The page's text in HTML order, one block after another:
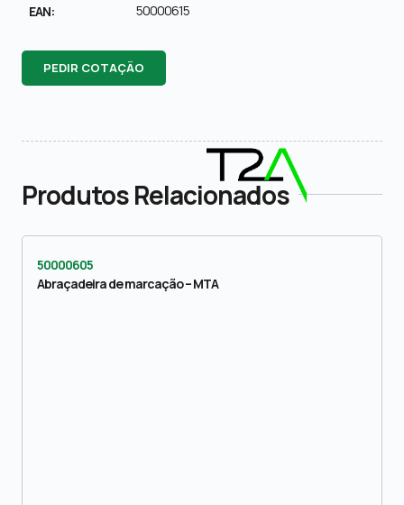
EAN: 50000615
PEDIR COTAÇÃO
Produtos Relacionados
50000605
Abraçadeira de marcação – MTA